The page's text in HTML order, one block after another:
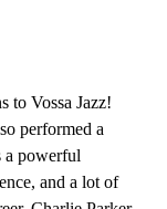
to Vossa Jazz!
performed a
a powerful
and a lot of